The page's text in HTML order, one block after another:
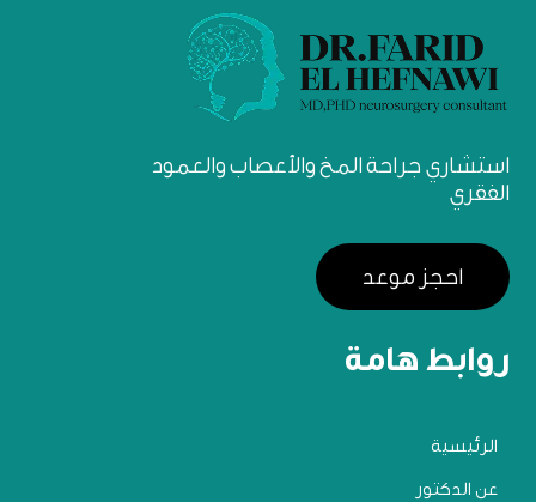
روابط هامة
الرئيسية
عن الدكتور
استشاري جراحة المخ والأعصاب والعمود
الفقري
احجز موعد